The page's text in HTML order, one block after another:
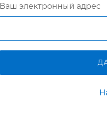
Ваш электронный адрес